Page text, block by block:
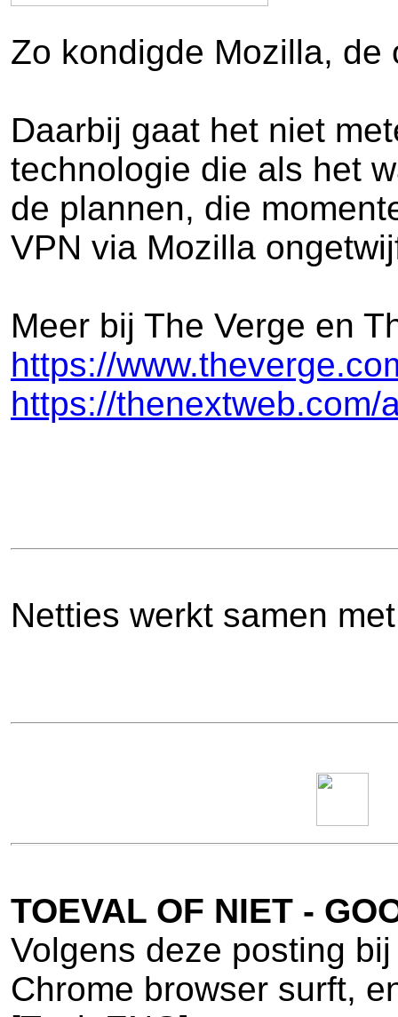
Zo kondigde Mozilla,
Daarbij gaat het niet
technologie die als het
de plannen, die
VPN via Mozilla
Meer bij The Verge en
https://
https://
Netties werkt samen
TOEVAL OF NIET -
Volgens deze posting
Chrome browser surft,